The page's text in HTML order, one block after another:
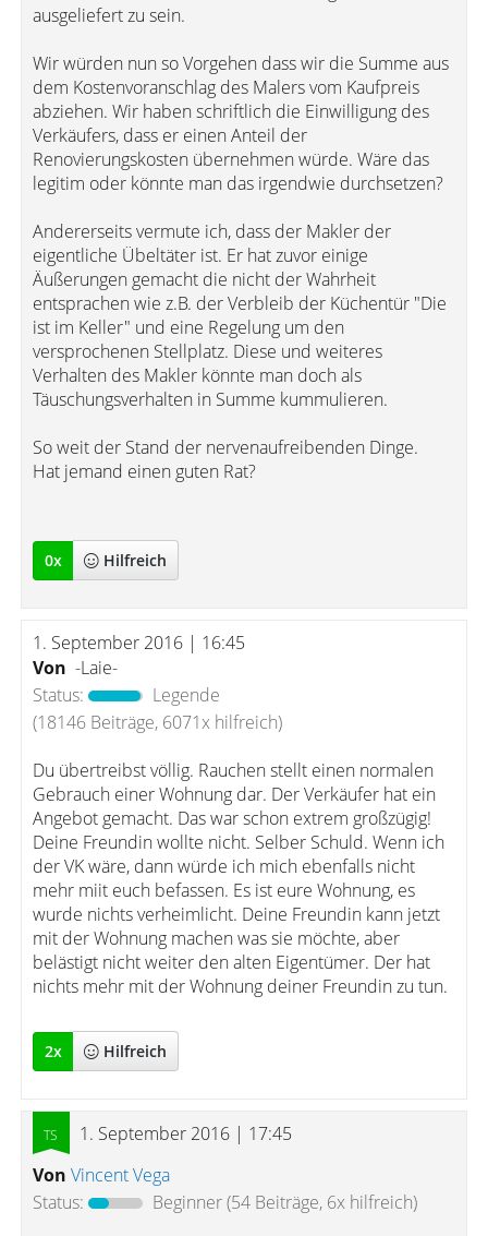
ausgeliefert zu sein.
Wir würden nun so Vorgehen dass wir die Summe aus
dem Kostenvoranschlag des Malers vom Kaufpreis
abziehen. Wir haben schriftlich die Einwilligung des
Verkäufers, dass er einen Anteil der
Renovierungskosten übernehmen würde. Wäre das
legitim oder könnte man das irgendwie durchsetzen?
Andererseits vermute ich, dass der Makler der
eigentliche Übeltäter ist. Er hat zuvor einige
Äußerungen gemacht die nicht der Wahrheit
entsprachen wie z.B. der Verbleib der Küchentür "Die
ist im Keller" und eine Regelung um den
versprochenen Stellplatz. Diese und weiteres
Verhalten des Makler könnte man doch als
Täuschungsverhalten in Summe kummulieren.
So weit der Stand der nervenaufreibenden Dinge.
Hat jemand einen guten Rat?
0x Hilfreich
1. September 2016 | 16:45
Von -Laie-
Status:
Legende
(18146 Beiträge, 6071x hilfreich)
Du übertreibst völlig. Rauchen stellt einen normalen
Gebrauch einer Wohnung dar. Der Verkäufer hat ein
Angebot gemacht. Das war schon extrem großzügig!
Deine Freundin wollte nicht. Selber Schuld. Wenn ich
der VK wäre, dann würde ich mich ebenfalls nicht
mehr miit euch befassen. Es ist eure Wohnung, es
wurde nichts verheimlicht. Deine Freundin kann jetzt
mit der Wohnung machen was sie möchte, aber
belästigt nicht weiter den alten Eigentümer. Der hat
nichts mehr mit der Wohnung deiner Freundin zu tun.
2x Hilfreich
1. September 2016 | 17:45
Von Vincent Vega
Status:
Beginner(54 Beiträge, 6x hilfreich)